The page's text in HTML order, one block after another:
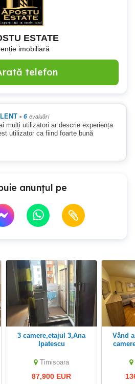
ESTATE
imobiliară
telefon
- 6 evaluări
mulți utilizatori ar descrie experiența
utilizator ca fiind foarte bună
anunțul pe
3 camere,etajul 3,Ana
Ipatescu
Timisoara
87,900 EUR
Vând apartament cu 3